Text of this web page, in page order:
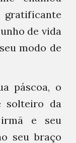
de vida
modo de
páscoa, o
solteiro da
e seu
seu braço